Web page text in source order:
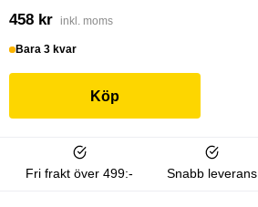
458 kr inkl. moms
Bara 3 kvar
Köp
Fri frakt över 499:- Snabb leverans